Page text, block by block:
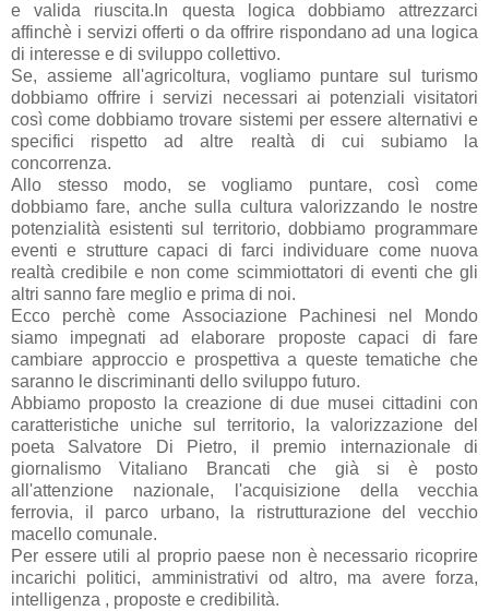
e valida riuscita.In questa logica dobbiamo attrezzarci
affinchè i servizi offerti o da offrire rispondano ad una logica
di interesse e di sviluppo collettivo.
Se, assieme all'agricoltura, vogliamo puntare sul turismo
dobbiamo offrire i servizi necessari ai potenziali visitatori
così come dobbiamo trovare sistemi per essere alternativi e
specifici rispetto ad altre realtà di cui subiamo la
concorrenza.
Allo stesso modo, se vogliamo puntare, così come
dobbiamo fare, anche sulla cultura valorizzando le nostre
potenzialità esistenti sul territorio, dobbiamo programmare
eventi e strutture capaci di farci individuare come nuova
realtà credibile e non come scimmiottatori di eventi che gli
altri sanno fare meglio e prima di noi.
Ecco perchè come Associazione Pachinesi nel Mondo
siamo impegnati ad elaborare proposte capaci di fare
cambiare approccio e prospettiva a queste tematiche che
saranno le discriminanti dello sviluppo futuro.
Abbiamo proposto la creazione di due musei cittadini con
caratteristiche uniche sul territorio, la valorizzazione del
poeta Salvatore Di Pietro, il premio internazionale di
giornalismo Vitaliano Brancati che già si è posto
all'attenzione nazionale, l'acquisizione della vecchia
ferrovia, il parco urbano, la ristrutturazione del vecchio
macello comunale.
Per essere utili al proprio paese non è necessario ricoprire
incarichi politici, amministrativi od altro, ma avere forza,
intelligenza , proposte e credibilità.